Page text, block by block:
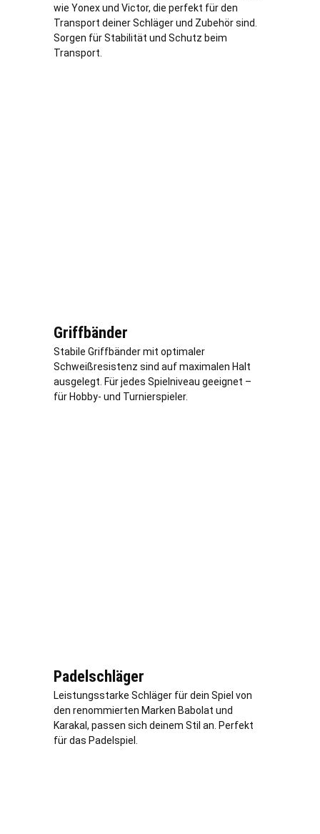
wie Yonex und Victor, die perfekt für den
Transport deiner Schläger und Zubehör sind.
Sorgen für Stabilität und Schutz beim
Transport.
Griffbänder
Stabile Griffbänder mit optimaler
Schweißresistenz sind auf maximalen Halt
ausgelegt. Für jedes Spielniveau geeignet –
für Hobby- und Turnierspieler.
Padelschläger
Leistungsstarke Schläger für dein Spiel von
den renommierten Marken Babolat und
Karakal, passen sich deinem Stil an. Perfekt
für das Padelspiel.